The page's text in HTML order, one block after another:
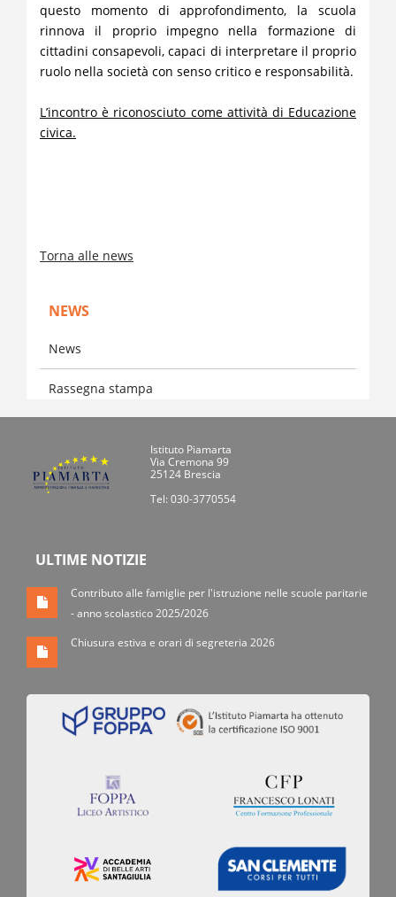
questo momento di approfondimento, la scuola
rinnova il proprio impegno nella formazione di
cittadini consapevoli, capaci di interpretare il proprio
ruolo nella società con senso critico e responsabilità.
L’incontro è riconosciuto come attività di Educazione
civica.
Torna alle news
NEWS
News
Rassegna stampa
Istituto Piamarta
Via Cremona 99
25124 Brescia
Tel: 030-3770554
ULTIME NOTIZIE
Contributo alle famiglie per l'istruzione nelle scuole paritarie
- anno scolastico 2025/2026
Chiusura estiva e orari di segreteria 2026